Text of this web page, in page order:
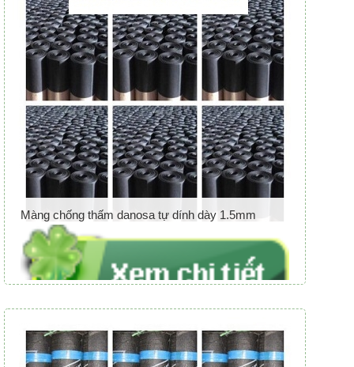
Màng chống thấm danosa tự dính dày 1.5mm